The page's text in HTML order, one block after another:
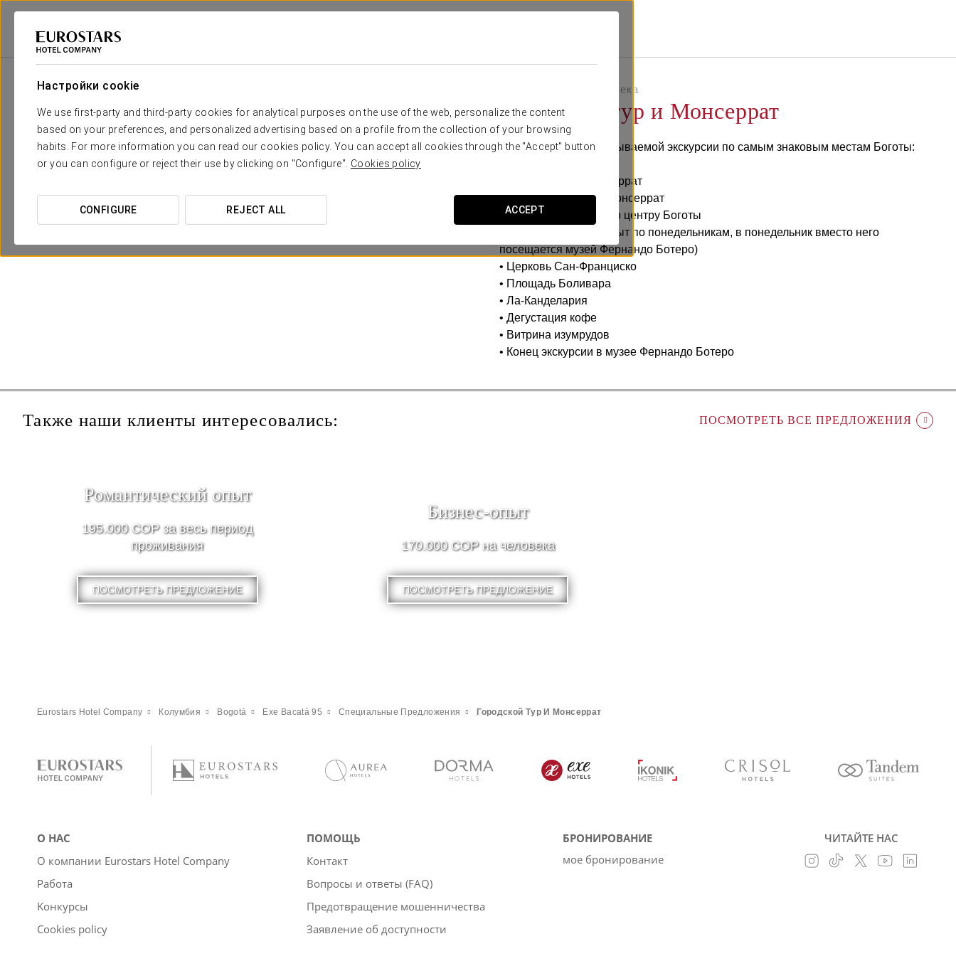
Настройки cookie
We use first-party and third-party cookies for analytical purposes on the use of the web, personalize the content
based on your preferences, and personalized advertising based on a profile from the collection of your browsing
habits. For more information you can read our cookies policy. You can accept all cookies through the "Accept" button
or you can configure or reject their use by clicking on "Configure". Cookies policy
CONFIGURE REJECT ALL ACCEPT
Eurostars Hotel Company
372.000 COP на человека
Городской тур и Монсеррат
Наслаждайтесь незабываемой экскурсии по самым знаковым местам Боготы:
• Забор на горе Монсеррат
• Экскурсия на горе Монсеррат
• Экскурсия пешком по центру Боготы
• Золотой музей (Закрыт по понедельникам, в понедельник вместо него
посещается музей Фернандо Ботеро)
• Церковь Сан-Франциско
• Площадь Боливара
• Ла-Канделария
• Дегустация кофе
• Витрина изумрудов
• Конец экскурсии в музее Фернандо Ботеро
Также наши клиенты интересовались: ПОСМОТРЕТЬ ВСЕ ПРЕДЛОЖЕНИЯ
Pомантический опыт
195.000 COP за весь период
проживания
ПОСМОТРЕТЬ ПРЕДЛОЖЕНИЕ
Бизнес-опыт
170.000 COP на человека
ПОСМОТРЕТЬ ПРЕДЛОЖЕНИЕ
Eurostars Hotel Company Колумбия Bogotá Exe Bacatá 95 Специальные Предложения Городской Тур И Монсеррат
О НАС
О компании Eurostars Hotel Company
Работа
Kонкурсы
Cookies policy
ПОМОЩЬ
Контакт
Вопросы и ответы (FAQ)
Предотвращение мошенничества
Заявление об доступности
БРОНИРОВАНИЕ
мое бронирование
ЧИТАЙТЕ НАС